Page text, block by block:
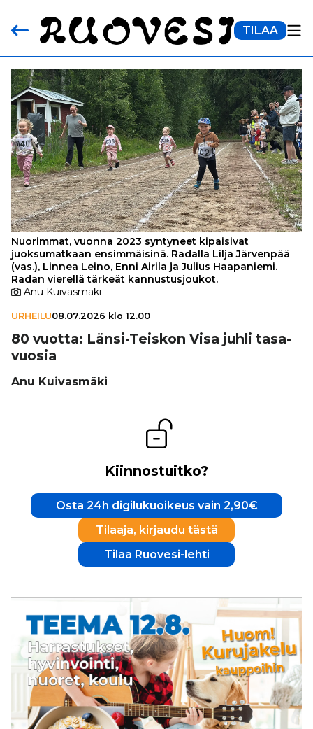
TILAA
Nuorimmat, vuonna 2023 syntyneet kipaisivat
juoksumatkaan ensimmäisinä. Radalla Lilja Järvenpää
(vas.), Linnea Leino, Enni Airila ja Julius Haapaniemi.
Radan vierellä tärkeät kannustusjoukot.
Anu Kuivasmäki
URHEILU08.07.2026 klo 12.00
80 vuotta: Länsi-Teiskon Visa juhli tasa­
vuo­sia
Anu Kuivasmäki
Kiinnostuitko?
Osta 24h digilukuoikeus vain 2,90€
Tilaaja, kirjaudu tästä
Tilaa Ruovesi-lehti